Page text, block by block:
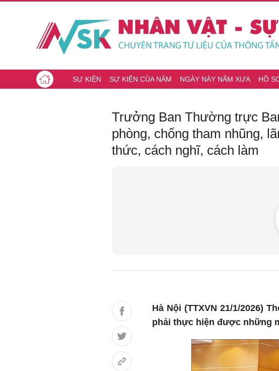
SỰ KIỆN SỰ KIỆN CỦA NĂM NGÀY NÀY NĂM XƯA HỒ
Trưởng Ban Thường trực
phòng, chống tham nhũng,
thức, cách nghĩ, cách làm
Hà Nội (TTXVN 21/1/2026)
phải thực hiện được những